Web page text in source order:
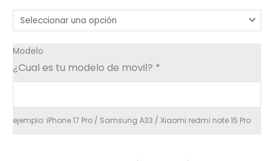
Modelo
¿Cual es tu modelo de movil? *
ejemplo: iPhone 17 Pro / Samsung A33 / Xiaomi redmi note 15 Pro